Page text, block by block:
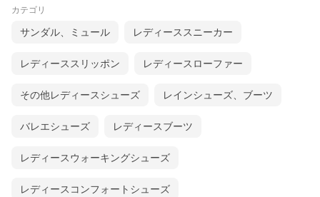
カテゴリ
サンダル、ミュール レディーススニーカー
レディーススリッポン レディースローファー
その他レディースシューズ レインシューズ、ブーツ
バレエシューズ レディースブーツ
レディースウォーキングシューズ
レディースコンフォートシューズ